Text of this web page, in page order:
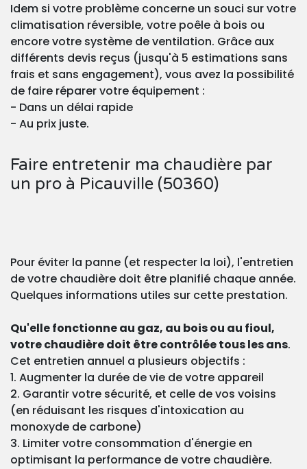
Idem si votre problème concerne un souci sur votre
climatisation réversible, votre poêle à bois ou
encore votre système de ventilation. Grâce aux
différents devis reçus (jusqu'à 5 estimations sans
frais et sans engagement), vous avez la possibilité
de faire réparer votre équipement :
- Dans un délai rapide
- Au prix juste.
Faire entretenir ma chaudière par
un pro à Picauville (50360)
Pour éviter la panne (et respecter la loi), l'entretien
de votre chaudière doit être planifié chaque année.
Quelques informations utiles sur cette prestation.
Qu'elle fonctionne au gaz, au bois ou au fioul,
votre chaudière doit être contrôlée tous les ans.
Cet entretien annuel a plusieurs objectifs :
1. Augmenter la durée de vie de votre appareil
2. Garantir votre sécurité, et celle de vos voisins
(en réduisant les risques d'intoxication au
monoxyde de carbone)
3. Limiter votre consommation d'énergie en
optimisant la performance de votre chaudière.